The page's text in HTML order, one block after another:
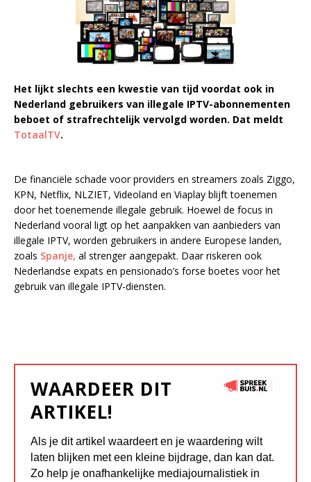
Het lijkt slechts een kwestie van tijd voordat ook in
Nederland gebruikers van illegale IPTV-abonnementen
beboet of strafrechtelijk vervolgd worden. Dat meldt
TotaalTV.
De financiële schade voor providers en streamers zoals Ziggo,
KPN, Netflix, NLZIET, Videoland en Viaplay blijft toenemen
door het toenemende illegale gebruik. Hoewel de focus in
Nederland vooral ligt op het aanpakken van aanbieders van
illegale IPTV, worden gebruikers in andere Europese landen,
zoals Spanje, al strenger aangepakt. Daar riskeren ook
Nederlandse expats en pensionado’s forse boetes voor het
gebruik van illegale IPTV-diensten.
WAARDEER DIT
ARTIKEL!
Als je dit artikel waardeert en je waardering wilt
laten blijken met een kleine bijdrage, dan kan dat.
Zo help je onafhankelijke mediajournalistiek in